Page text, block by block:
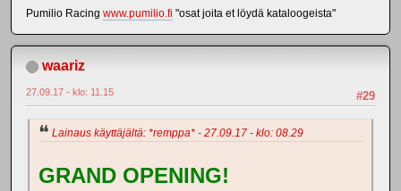
Pumilio Racing www.pumilio.fi "osat joita et löydä kataloogeista"
waariz
#29
27.09.17 - klo: 11.15
Lainaus käyttäjältä: *remppa* - 27.09.17 - klo: 08.29
GRAND OPENING!